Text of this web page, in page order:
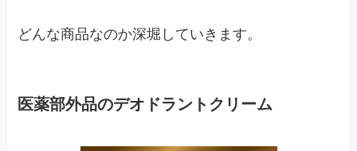
どんな商品なのか深堀していきます。
医薬部外品のデオドラントクリーム